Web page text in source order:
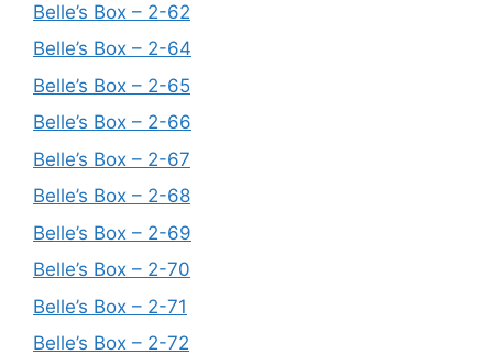
Belle’s Box – 2-62
Belle’s Box – 2-64
Belle’s Box – 2-65
Belle’s Box – 2-66
Belle’s Box – 2-67
Belle’s Box – 2-68
Belle’s Box – 2-69
Belle’s Box – 2-70
Belle’s Box – 2-71
Belle’s Box – 2-72